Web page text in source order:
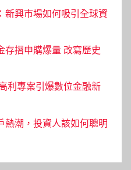
新興市場如何吸引全球資
存摺申購爆量 改寫歷史
利專案引爆數位金融新
熱潮，投資人該如何聰明